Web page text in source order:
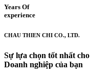
Years Of
experience
CHAU THIEN CHI CO., LTD.
Sự lựa chọn tốt nhất cho
Doanh nghiệp của bạn